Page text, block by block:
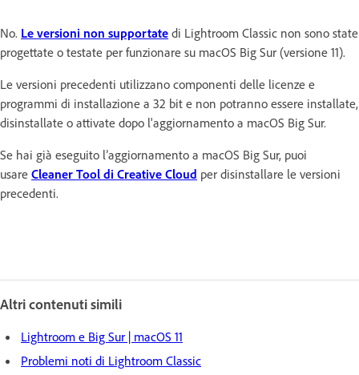
No. Le versioni non supportate di Lightroom Classic non sono state
progettate o testate per funzionare su macOS Big Sur (versione 11).
Le versioni precedenti utilizzano componenti delle licenze e
programmi di installazione a 32 bit e non potranno essere installate,
disinstallate o attivate dopo l'aggiornamento a macOS Big Sur.
Se hai già eseguito l’aggiornamento a macOS Big Sur, puoi
usare Cleaner Tool di Creative Cloud per disinstallare le versioni
precedenti.
Altri contenuti simili
Lightroom e Big Sur | macOS 11
Problemi noti di Lightroom Classic